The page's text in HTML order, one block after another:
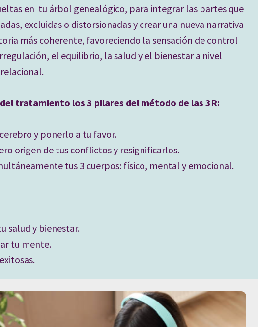
en tu árbol genealógico, para integrar las partes que
excluidas o distorsionadas y crear una nueva narrativa
más coherente, favoreciendo la sensación de control
el equilibrio, la salud y el bienestar a nivel
tratamiento los 3 pilares del método de las 3R:
y ponerlo a tu favor.
origen de tus conflictos y resignificarlos.
tus 3 cuerpos: físico, mental y emocional.
salud y bienestar.
tu mente.